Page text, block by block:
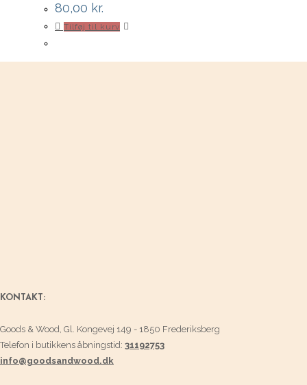
80,00 kr.
Tilføj til kurv
KONTAKT:
Goods & Wood, Gl. Kongevej 149 - 1850 Frederiksberg
Telefon i butikkens åbningstid: 31192753
info@goodsandwood.dk